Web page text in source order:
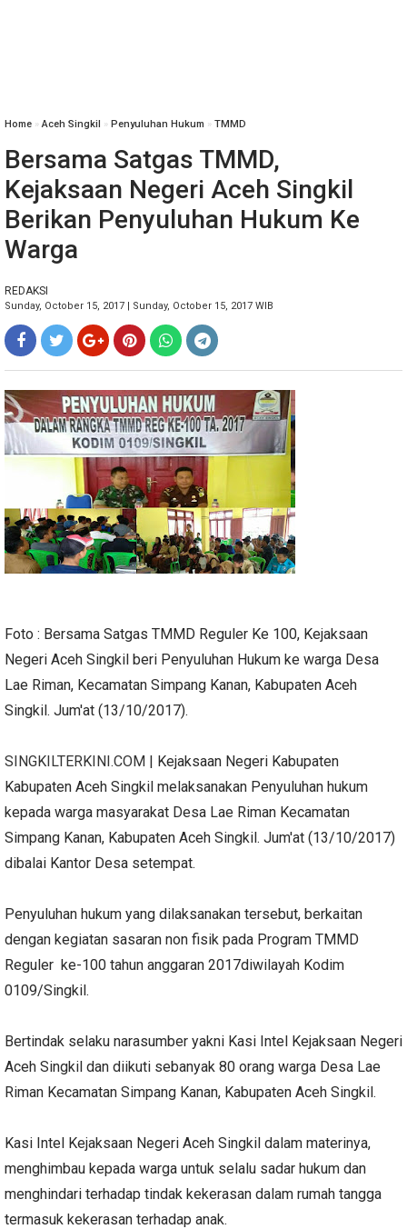
Home »Aceh Singkil » Penyuluhan Hukum » TMMD
Bersama Satgas TMMD,
Kejaksaan Negeri Aceh Singkil
Berikan Penyuluhan Hukum Ke
Warga
REDAKSI
Sunday, October 15, 2017 | Sunday, October 15, 2017 WIB
Foto : Bersama Satgas TMMD Reguler Ke 100, Kejaksaan
Negeri Aceh Singkil beri Penyuluhan Hukum ke warga Desa
Lae Riman, Kecamatan Simpang Kanan, Kabupaten Aceh
Singkil. Jum'at (13/10/2017).
SINGKILTERKINI.COM | Kejaksaan Negeri Kabupaten
Kabupaten Aceh Singkil melaksanakan Penyuluhan hukum
kepada warga masyarakat Desa Lae Riman Kecamatan
Simpang Kanan, Kabupaten Aceh Singkil. Jum'at (13/10/2017)
dibalai Kantor Desa setempat.
Penyuluhan hukum yang dilaksanakan tersebut, berkaitan
dengan kegiatan sasaran non fisik pada Program TMMD
Reguler ke-100 tahun anggaran 2017diwilayah Kodim
0109/Singkil.
Bertindak selaku narasumber yakni Kasi Intel Kejaksaan Negeri
Aceh Singkil dan diikuti sebanyak 80 orang warga Desa Lae
Riman Kecamatan Simpang Kanan, Kabupaten Aceh Singkil.
Kasi Intel Kejaksaan Negeri Aceh Singkil dalam materinya,
menghimbau kepada warga untuk selalu sadar hukum dan
menghindari terhadap tindak kekerasan dalam rumah tangga
termasuk kekerasan terhadap anak.